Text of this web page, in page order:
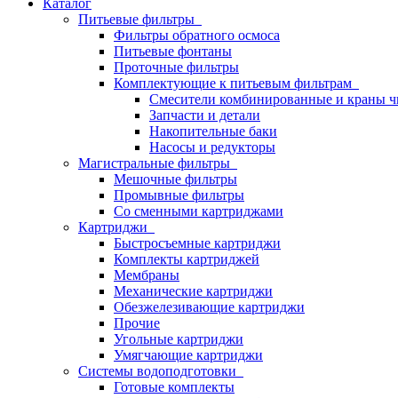
Каталог
Питьевые фильтры
Фильтры обратного осмоса
Питьевые фонтаны
Проточные фильтры
Комплектующие к питьевым фильтрам
Смесители комбинированные и краны
Запчасти и детали
Накопительные баки
Насосы и редукторы
Магистральные фильтры
Мешочные фильтры
Промывные фильтры
Со сменными картриджами
Картриджи
Быстросъемные картриджи
Комплекты картриджей
Мембраны
Механические картриджи
Обезжелезивающие картриджи
Прочие
Угольные картриджи
Умягчающие картриджи
Системы водоподготовки
Готовые комплекты